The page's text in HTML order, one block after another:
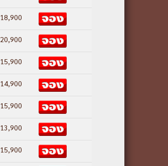
18,900
20,900
15,900
14,900
15,900
13,900
15,900